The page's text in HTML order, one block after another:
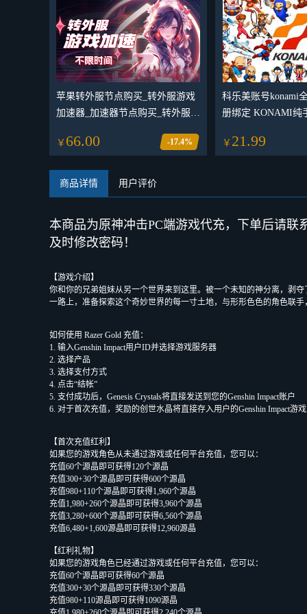
苹果转外服节点购买_转外服游戏
加速器_加速器节点购买_转外服节
加 一次性用品 用完即止]
￥ 66.00 -17.4%
科乐美账号konami
册绑定 KONAMI纯
库
￥ 21.99
商品详情 用户评价
本商品为原神冲击PC端游戏代充，下单后请
及时修改密码！
【游戏介绍】
你和你的兄弟姐妹从另一个世界来到这里。被一个未知的神分离，
一路上，准备探索这个奇妙世界的每一寸土地，与形形色色的角色联
如何使用 Razer Gold 充值：
1. 输入Genshin Impact用户ID并选择游戏服务器
2. 选择产品
3. 选择支付方式
4. 点击“结帐”
5. 支付成功后，Genesis Crystals将直接发送到您的Genshin Impact账户
6. 对于首次充值，奖励的创世水晶将直接存入用户的Genshin Impact游
【首次充值红利】
如果您的游戏角色从未通过游戏或任何平台充值，您可以：
充值60个源晶即可获得120个源晶
充值300+30个源晶即可获得600个源晶
充值980+110个源晶即可获得1,960个源晶
充值1,980+260个源晶即可获得3,960个源晶
充值3,280+600个源晶即可获得6,560个源晶
充值6,480+1,600源晶即可获得12,960源晶
【红利礼物】
如果您的游戏角色已经通过游戏或任何平台充值，您可以：
充值60个源晶即可获得60个源晶
充值300+30个源晶即可获得330个源晶
充值980+110源晶即可获得1090源晶